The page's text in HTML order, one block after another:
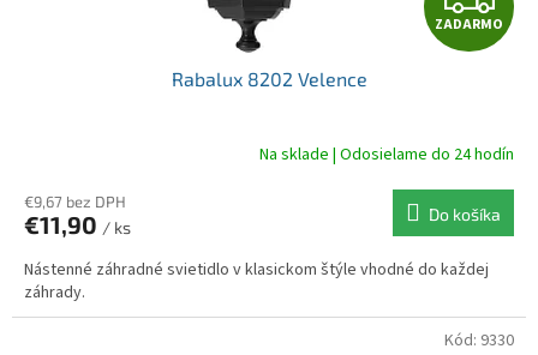
A
A
R
M
ZADARMO
Rabalux 8202 Velence
Na sklade | Odosielame do 24 hodín
€9,67 bez DPH
€11,90 / ks
Do košíka
Nástenné záhradné svietidlo v klasickom štýle vhodné do každej
záhrady.
Kód: 9330